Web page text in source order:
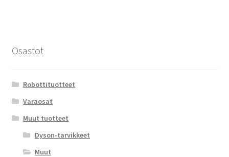
Osastot
Robottituotteet
Varaosat
Muut tuotteet
Dyson-tarvikkeet
Muut